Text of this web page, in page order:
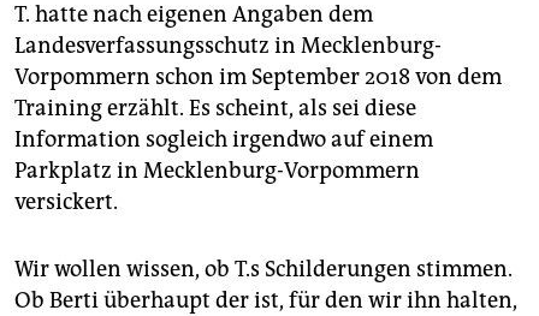
T. hatte nach eigenen Angaben dem
Landesverfassungsschutz in Mecklenburg-
Vorpommern schon im September 2018 von dem
Training erzählt. Es scheint, als sei diese
Information sogleich irgendwo auf einem
Parkplatz in Mecklenburg-Vorpommern
versickert.
Wir wollen wissen, ob T.s Schilderungen stimmen.
Ob Berti überhaupt der ist, für den wir ihn halten,